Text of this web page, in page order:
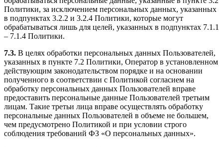
Политики, за исключением персональных данных, указанных
в подпунктах 3.2.2 и 3.2.4 Политики, которые могут
обрабатываться лишь для целей, указанных в подпунктах 7.1.1
– 7.1.4 Политики.
7.3. В целях обработки персональных данных Пользователей,
указанных в пункте 7.2 Политики, Оператор в установленном
действующим законодательством порядке и на основании
полученного в соответствии с Политикой согласием на
обработку персональных данных Пользователей вправе
предоставить персональные данные Пользователей третьим
лицам. Такие третьи лица вправе осуществлять обработку
персональные данных Пользователей в объеме не большем,
чем предусмотрено Политикой и при условии строго
соблюдения требований ФЗ «О персональных данных».